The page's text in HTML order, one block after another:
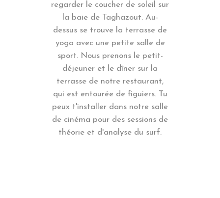
regarder le coucher de soleil sur
la baie de Taghazout. Au-
dessus se trouve la terrasse de
yoga avec une petite salle de
sport. Nous prenons le petit-
déjeuner et le dîner sur la
terrasse de notre restaurant,
qui est entourée de figuiers. Tu
peux t'installer dans notre salle
de cinéma pour des sessions de
théorie et d'analyse du surf.